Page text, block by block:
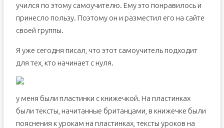
учился по этому самоучителю. Ему это понравилось и
принесло пользу. Поэтому он и разместил его на сайте
своей группы.
Я уже сегодня писал, что этот самоучитель подходит
для тех, кто начинает с нуля.
у меня были пластинки с книжечкой. На пластинках
были тексты, начитанные британцами, в книжечке были
пояснения к урокам на пластинках, тексты уроков на